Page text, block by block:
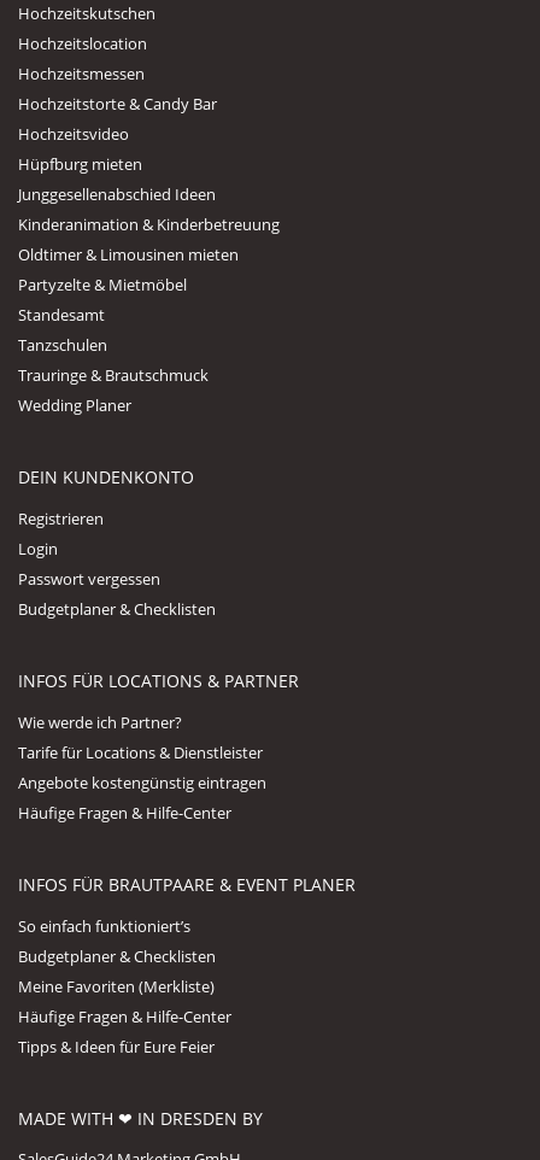
Hochzeitskutschen
Hochzeitslocation
Hochzeitsmessen
Hochzeitstorte & Candy Bar
Hochzeitsvideo
Hüpfburg mieten
Junggesellenabschied Ideen
Kinderanimation & Kinderbetreuung
Oldtimer & Limousinen mieten
Partyzelte & Mietmöbel
Standesamt
Tanzschulen
Trauringe & Brautschmuck
Wedding Planer
DEIN KUNDENKONTO
Registrieren
Login
Passwort vergessen
Budgetplaner & Checklisten
INFOS FÜR LOCATIONS & PARTNER
Wie werde ich Partner?
Tarife für Locations & Dienstleister
Angebote kostengünstig eintragen
Häufige Fragen & Hilfe-Center
INFOS FÜR BRAUTPAARE & EVENT PLANER
So einfach funktioniert’s
Budgetplaner & Checklisten
Meine Favoriten (Merkliste)
Häufige Fragen & Hilfe-Center
Tipps & Ideen für Eure Feier
MADE WITH ❤ IN DRESDEN BY